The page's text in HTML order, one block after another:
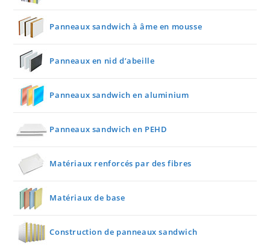
Panneaux sandwich à âme en mousse
Panneaux en nid d’abeille
Panneaux sandwich en aluminium
Panneaux sandwich en PEHD
Matériaux renforcés par des fibres
Matériaux de base
Construction de panneaux sandwich